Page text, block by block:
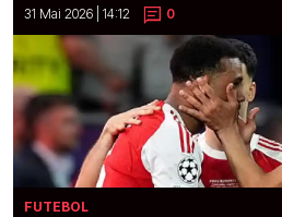
31 Mai 2026 | 14:12 0
FUTEBOL